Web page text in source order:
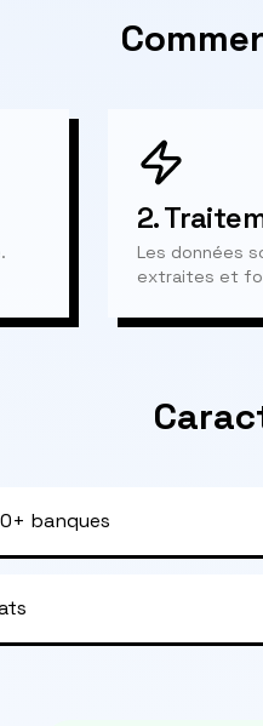
2.
Les données
extraites et
banques